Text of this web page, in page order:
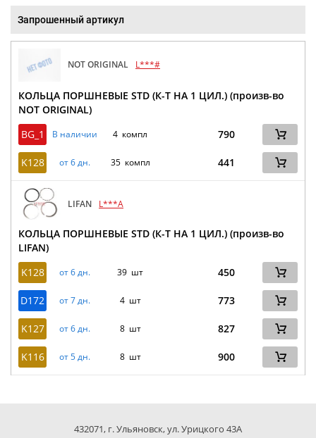
Запрошенный артикул
NOT ORIGINAL L***#
КОЛЬЦА ПОРШНЕВЫЕ STD (К-Т НА 1 ЦИЛ.) (произв-во
NOT ORIGINAL)
BG_1
В наличии 4 компл 790
K128 от 6 дн. 35 компл 441
LIFAN L***A
КОЛЬЦА ПОРШНЕВЫЕ STD (К-Т НА 1 ЦИЛ.) (произв-во
LIFAN)
K128
от 6 дн. 39 шт 450
D172 от 7 дн. 4 шт 773
K127 от 6 дн. 8 шт 827
K116 от 5 дн. 8 шт 900
432071, г. Ульяновск, ул. Урицкого 43А